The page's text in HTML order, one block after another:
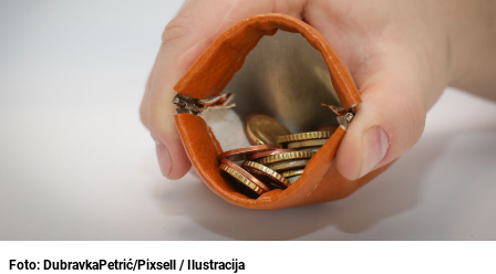
Foto: DubravkaPetrić/Pixsell / Ilustracija